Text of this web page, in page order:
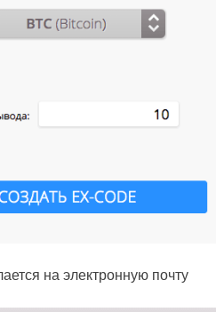
на электронную почту